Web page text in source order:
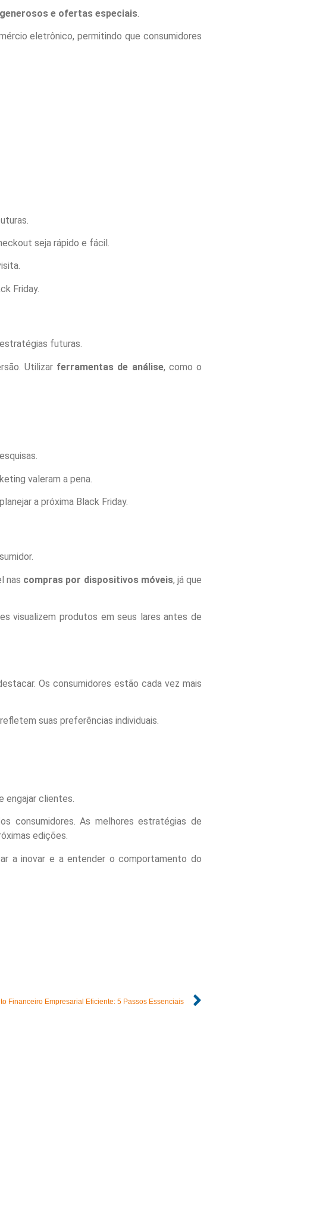
e ofertas especiais.
eletrônico, permitindo que consumidores
seja rápido e fácil.
Friday.
futuras.
Utilizar ferramentas de análise, como o
valeram a pena.
a próxima Black Friday.
nas compras por dispositivos móveis, já que
visualizem produtos em seus lares antes de
Os consumidores estão cada vez mais
suas preferências individuais.
engajar clientes.
consumidores. As melhores estratégias de
edições.
a inovar e a entender o comportamento do
Financeiro Empresarial Eficiente: 5 Passos Essenciais